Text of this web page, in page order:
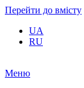
Перейти до вмісту
UA
RU
Меню